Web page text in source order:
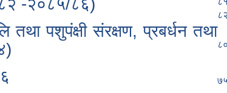
८२
तथा पशुपंक्षी संरक्षण, प्रबर्धन तथा